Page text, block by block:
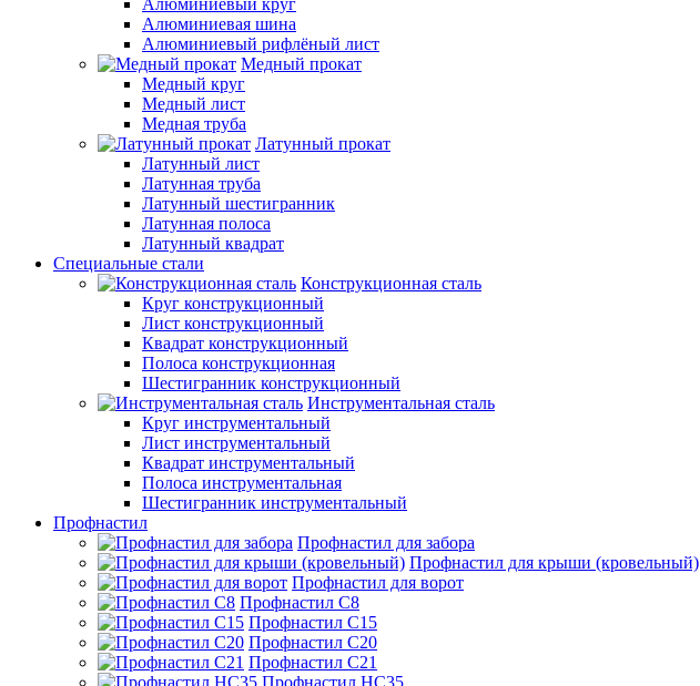
Алюминиевый круг
Алюминиевая шина
Алюминиевый рифлёный лист
Медный прокат
Медный круг
Медный лист
Медная труба
Латунный прокат
Латунный лист
Латунная труба
Латунный шестигранник
Латунная полоса
Латунный квадрат
Специальные стали
Конструкционная сталь
Круг конструкционный
Лист конструкционный
Квадрат конструкционный
Полоса конструкционная
Шестигранник конструкционный
Инструментальная сталь
Круг инструментальный
Лист инструментальный
Квадрат инструментальный
Полоса инструментальная
Шестигранник инструментальный
Профнастил
Профнастил для забора
Профнастил для крыши (кровельный)
Профнастил для ворот
Профнастил С8
Профнастил С15
Профнастил С20
Профнастил С21
Профнастил НС35